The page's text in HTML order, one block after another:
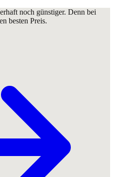
noch günstiger. Denn bei
besten Preis.